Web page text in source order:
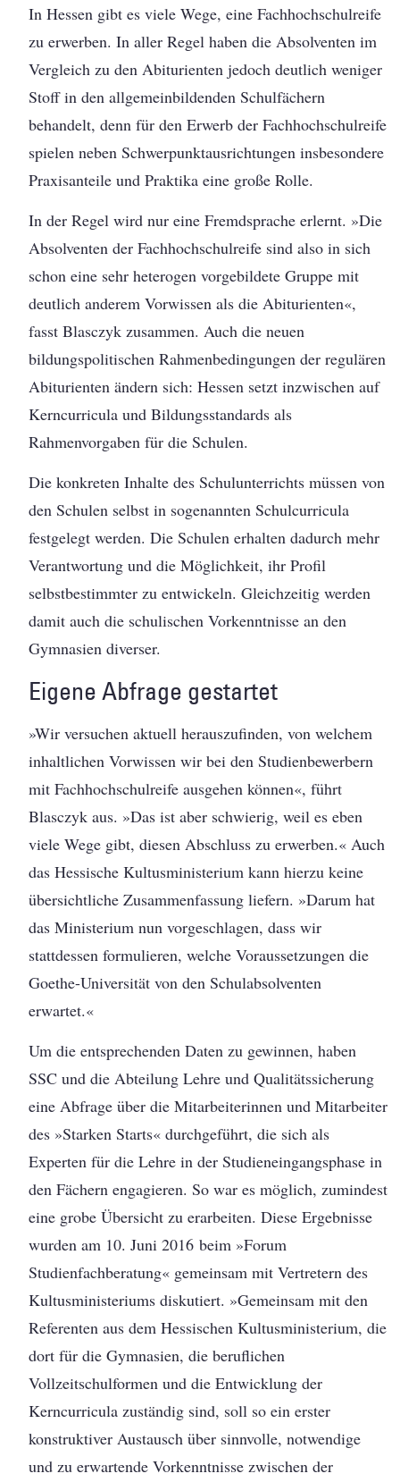
In Hessen gibt es viele Wege, eine Fachhochschulreife
zu erwerben. In aller Regel haben die Absolventen im
Vergleich zu den Abiturienten jedoch deutlich weniger
Stoff in den allgemeinbildenden Schulfächern
behandelt, denn für den Erwerb der Fachhochschulreife
spielen neben Schwerpunktausrichtungen insbesondere
Praxisanteile und Praktika eine große Rolle.
In der Regel wird nur eine Fremdsprache erlernt. »Die
Absolventen der Fachhochschulreife sind also in sich
schon eine sehr heterogen vorgebildete Gruppe mit
deutlich anderem Vorwissen als die Abiturienten«,
fasst Blasczyk zusammen. Auch die neuen
bildungspolitischen Rahmenbedingungen der regulären
Abiturienten ändern sich: Hessen setzt inzwischen auf
Kerncurricula und Bildungsstandards als
Rahmenvorgaben für die Schulen.
Die konkreten Inhalte des Schulunterrichts müssen von
den Schulen selbst in sogenannten Schulcurricula
festgelegt werden. Die Schulen erhalten dadurch mehr
Verantwortung und die Möglichkeit, ihr Profil
selbstbestimmter zu entwickeln. Gleichzeitig werden
damit auch die schulischen Vorkenntnisse an den
Gymnasien diverser.
Eigene Abfrage gestartet
»Wir versuchen aktuell herauszufinden, von welchem
inhaltlichen Vorwissen wir bei den Studienbewerbern
mit Fachhochschulreife ausgehen können«, führt
Blasczyk aus. »Das ist aber schwierig, weil es eben
viele Wege gibt, diesen Abschluss zu erwerben.« Auch
das Hessische Kultusministerium kann hierzu keine
übersichtliche Zusammenfassung liefern. »Darum hat
das Ministerium nun vorgeschlagen, dass wir
stattdessen formulieren, welche Voraussetzungen die
Goethe-Universität von den Schulabsolventen
erwartet.«
Um die entsprechenden Daten zu gewinnen, haben
SSC und die Abteilung Lehre und Qualitätssicherung
eine Abfrage über die Mitarbeiterinnen und Mitarbeiter
des »Starken Starts« durchgeführt, die sich als
Experten für die Lehre in der Studieneingangsphase in
den Fächern engagieren. So war es möglich, zumindest
eine grobe Übersicht zu erarbeiten. Diese Ergebnisse
wurden am 10. Juni 2016 beim »Forum
Studienfachberatung« gemeinsam mit Vertretern des
Kultusministeriums diskutiert. »Gemeinsam mit den
Referenten aus dem Hessischen Kultusministerium, die
dort für die Gymnasien, die beruflichen
Vollzeitschulformen und die Entwicklung der
Kerncurricula zuständig sind, soll so ein erster
konstruktiver Austausch über sinnvolle, notwendige
und zu erwartende Vorkenntnisse zwischen der